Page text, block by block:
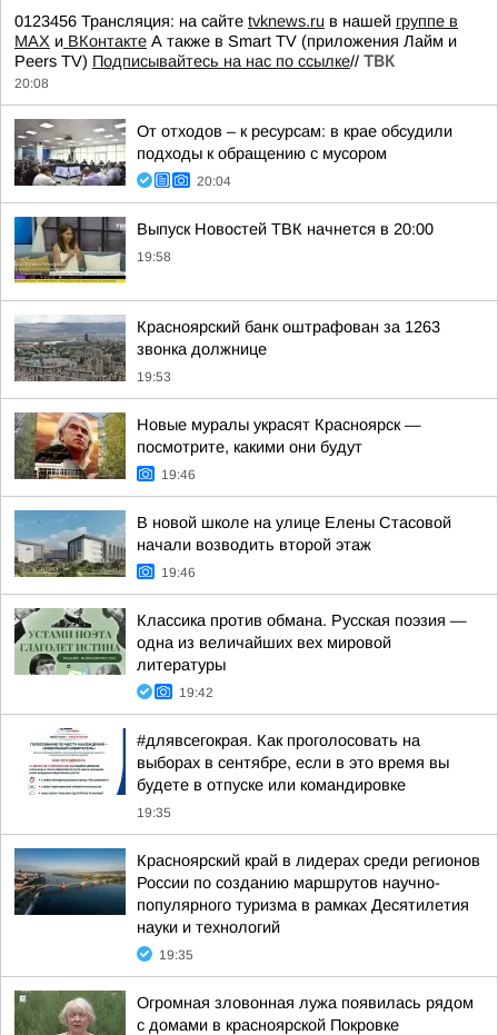
0123456 Трансляция: на сайте tvknews.ru в нашей группе в
МАХ и ВКонтакте А также в Smart TV (приложения Лайм и
Peers TV) Подписывайтесь на нас по ссылке// ТВК
20:08
От отходов – к ресурсам: в крае обсудили
подходы к обращению с мусором
20:04
Выпуск Новостей ТВК начнется в 20:00
19:58
Красноярский банк оштрафован за 1263
звонка должнице
19:53
Новые муралы украсят Красноярск —
посмотрите, какими они будут
19:46
В новой школе на улице Елены Стасовой
начали возводить второй этаж
19:46
Классика против обмана. Русская поэзия —
одна из величайших вех мировой
литературы
19:42
#длявсегокрая. Как проголосовать на
выборах в сентябре, если в это время вы
будете в отпуске или командировке
19:35
Красноярский край в лидерах среди регионов
России по созданию маршрутов научно-
популярного туризма в рамках Десятилетия
науки и технологий
19:35
Огромная зловонная лужа появилась рядом
с домами в красноярской Покровке